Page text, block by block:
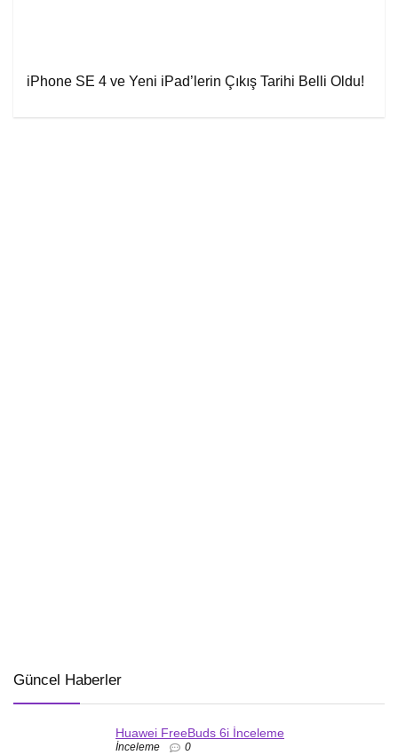
iPhone SE 4 ve Yeni iPad’lerin Çıkış Tarihi Belli Oldu!
Güncel Haberler
Huawei FreeBuds 6i İnceleme
İnceleme 0